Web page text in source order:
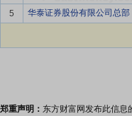
5
华泰证券股份有限公司总部
郑重声明： 东方财富网发布此信息